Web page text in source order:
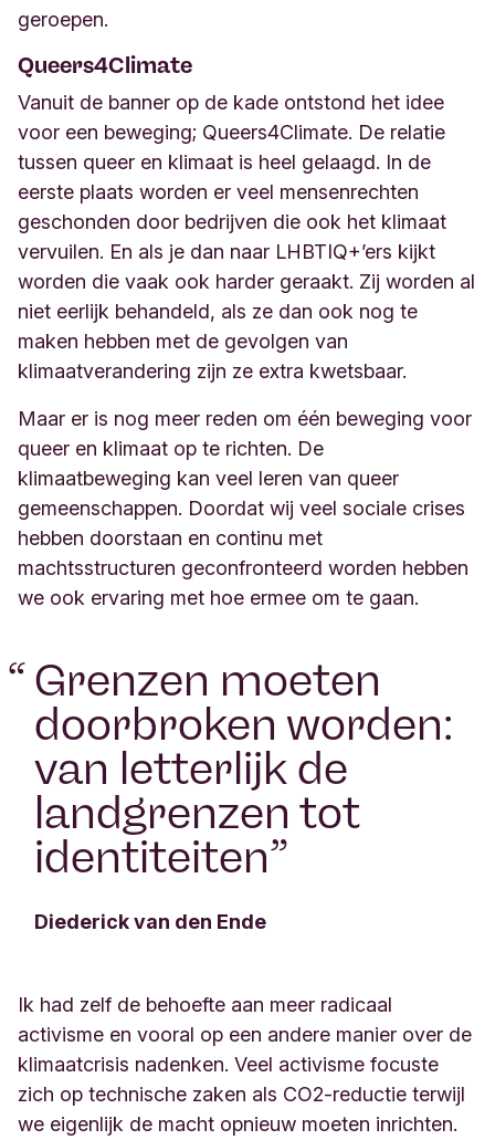
geroepen.
Queers4Climate
Vanuit de banner op de kade ontstond het idee
voor een beweging; Queers4Climate. De relatie
tussen queer en klimaat is heel gelaagd. In de
eerste plaats worden er veel mensenrechten
geschonden door bedrijven die ook het klimaat
vervuilen. En als je dan naar LHBTIQ+’ers kijkt
worden die vaak ook harder geraakt. Zij worden al
niet eerlijk behandeld, als ze dan ook nog te
maken hebben met de gevolgen van
klimaatverandering zijn ze extra kwetsbaar.
Maar er is nog meer reden om één beweging voor
queer en klimaat op te richten. De
klimaatbeweging kan veel leren van queer
gemeenschappen. Doordat wij veel sociale crises
hebben doorstaan en continu met
machtsstructuren geconfronteerd worden hebben
we ook ervaring met hoe ermee om te gaan.
“Grenzen moeten
doorbroken worden:
van letterlijk de
landgrenzen tot
identiteiten”
Diederick van den Ende
Ik had zelf de behoefte aan meer radicaal
activisme en vooral op een andere manier over de
klimaatcrisis nadenken. Veel activisme focuste
zich op technische zaken als CO2-reductie terwijl
we eigenlijk de macht opnieuw moeten inrichten.